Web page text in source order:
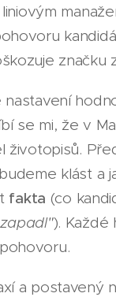
značku
se mi, že v
životopisů.
klást a
fakta (co
). Každé
a postavený